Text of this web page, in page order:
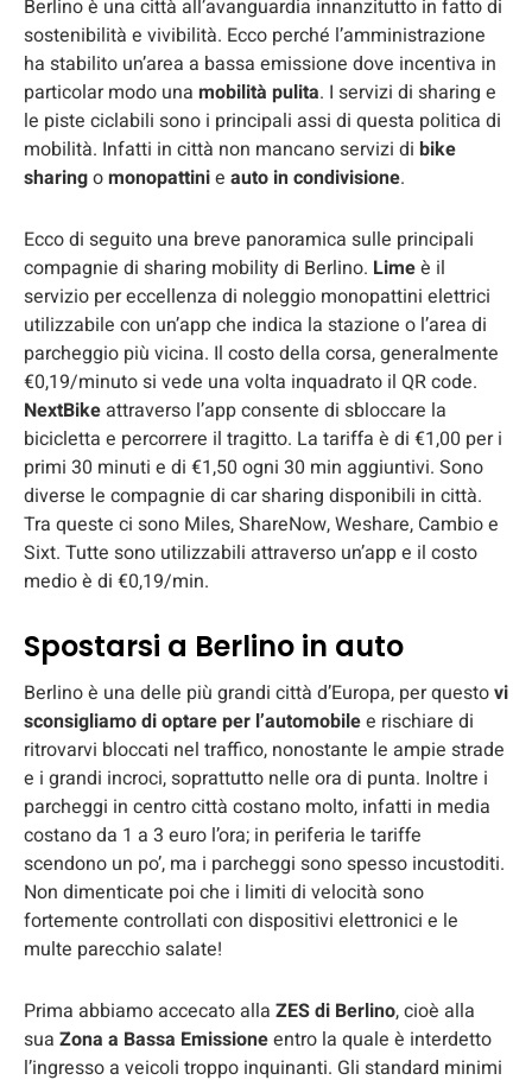
Berlino è una città all’avanguardia innanzitutto in fatto di
sostenibilità e vivibilità. Ecco perché l’amministrazione
ha stabilito un’area a bassa emissione dove incentiva in
particolar modo una mobilità pulita. I servizi di sharing e
le piste ciclabili sono i principali assi di questa politica di
mobilità. Infatti in città non mancano servizi di bike
sharingomonopattinie auto in condivisione.
Ecco di seguito una breve panoramica sulle principali
compagnie di sharing mobility di Berlino. Limeè il
servizio per eccellenza di noleggio monopattini elettrici
utilizzabile con un’app che indica la stazione o l’area di
parcheggio più vicina. Il costo della corsa, generalmente
€0,19/minuto si vede una volta inquadrato il QR code.
NextBike attraverso l’app consente di sbloccare la
bicicletta e percorrere il tragitto. La tariffa è di €1,00 per i
primi 30 minuti e di €1,50 ogni 30 min aggiuntivi. Sono
diverse le compagnie di car sharing disponibili in città.
Tra queste ci sono Miles, ShareNow, Weshare, Cambio e
Sixt. Tutte sono utilizzabili attraverso un’app e il costo
medio è di €0,19/min.
Spostarsi a Berlino in auto
Berlino è una delle più grandi città d’Europa, per questovi
sconsigliamo di optare per l’automobilee rischiare di
ritrovarvi bloccati nel traffico, nonostante le ampie strade
e i grandi incroci, soprattutto nelle ora di punta. Inoltre i
parcheggi in centro città costano molto, infatti in media
costano da 1 a 3 euro l’ora; in periferia le tariffe
scendono un po’, ma i parcheggi sono spesso incustoditi.
Non dimenticate poi che i limiti di velocità sono
fortemente controllati con dispositivi elettronici e le
multe parecchio salate!
Prima abbiamo accecato alla ZES di Berlino, cioè alla
sua Zona a Bassa Emissioneentro la quale è interdetto
l’ingresso a veicoli troppo inquinanti. Gli standard minimi